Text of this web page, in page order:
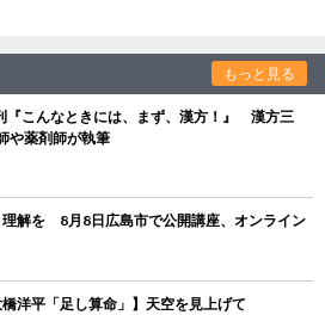
もっと見る
『こんなときには、まず、漢方！』 漢方三
や薬剤師が執筆
解を 8月8日広島市で公開講座、オンライン
洋平「足し算命」】天空を見上げて